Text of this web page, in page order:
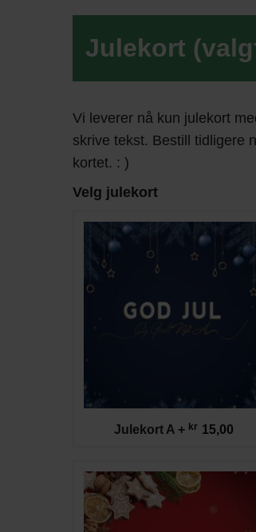
Julekort
Vi leverer nå kun julekort
skrive tekst. Bestill tidligere
kortet. : )
Velg julekort
Julekort A + kr 15,00